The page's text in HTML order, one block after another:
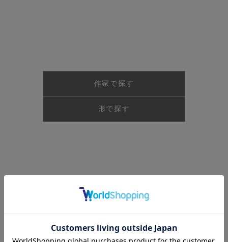
作家で探す
形で探す
ランキング